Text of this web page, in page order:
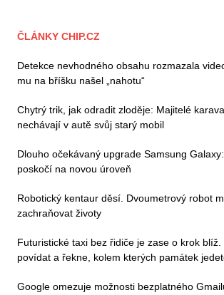
ČLÁNKY CHIP.CZ
Detekce nevhodného obsahu rozmazala
mu na bříšku našel „nahotu“
Chytrý trik, jak odradit zloděje: Majitelé
nechávají v autě svůj starý mobil
Dlouho očekávaný upgrade Samsung
poskočí na novou úroveň
Robotický kentaur děsí. Dvoumetrový robot
zachraňovat životy
Futuristické taxi bez řidiče je zase o krok
povídat a řekne, kolem kterých památek
Google omezuje možnosti bezplatného